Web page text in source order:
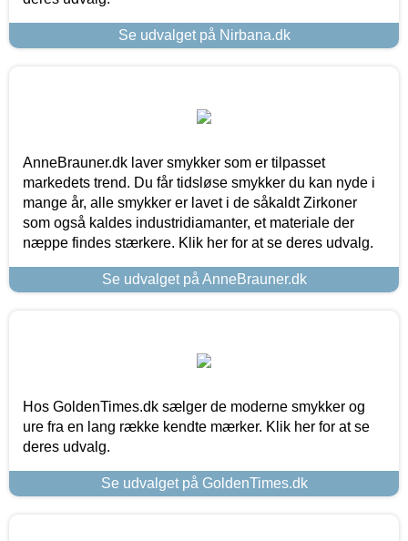
Se udvalget på Nirbana.dk
AnneBrauner.dk laver smykker som er tilpasset
markedets trend. Du får tidsløse smykker du kan nyde i
mange år, alle smykker er lavet i de såkaldt Zirkoner
som også kaldes industridiamanter, et materiale der
næppe findes stærkere. Klik her for at se deres udvalg.
Se udvalget på AnneBrauner.dk
Hos GoldenTimes.dk sælger de moderne smykker og
ure fra en lang række kendte mærker. Klik her for at se
deres udvalg.
Se udvalget på GoldenTimes.dk